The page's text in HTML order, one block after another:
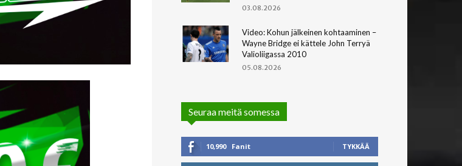
03.08.2026
Video: Kohun jälkeinen kohtaaminen –
Wayne Bridge ei kättele John Terryä
Valioliigassa 2010
05.08.2026
Seuraa meitä somessa
10,990 Fanit TYKKÄÄ